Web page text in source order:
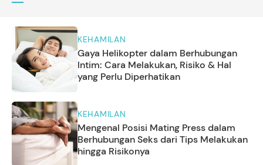
KEHAMILAN
Gaya Helikopter dalam Berhubungan
Intim: Cara Melakukan, Risiko & Hal
yang Perlu Diperhatikan
KEHAMILAN
Mengenal Posisi Mating Press dalam
Berhubungan Seks dari Tips Melakukan
hingga Risikonya